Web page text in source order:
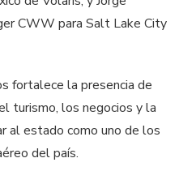
CWW para Salt Lake City
fortalece la presencia de
turismo, los negocios y la
al estado como uno de los
del país.